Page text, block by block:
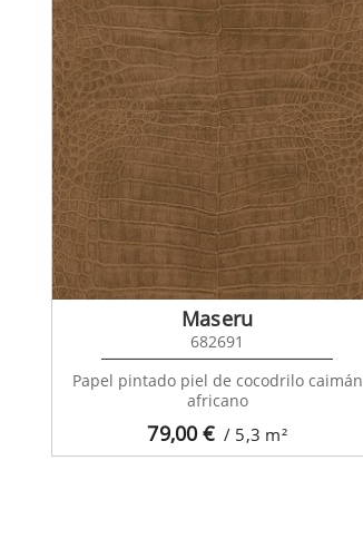
79,00€ / 5,3 m²
Maseru
682691
Papel pintado piel de cocodrilo caimán
africano